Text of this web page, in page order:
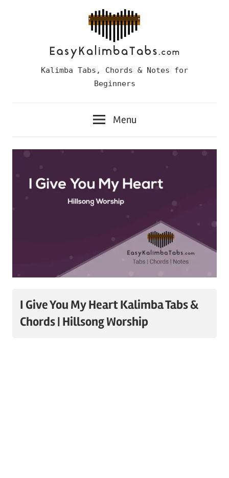
EasyKalimba Tabs, Chords & Notes for
Beginners
Menu
I Give You My Heart Kalimba Tabs &
Chords | Hillsong Worship